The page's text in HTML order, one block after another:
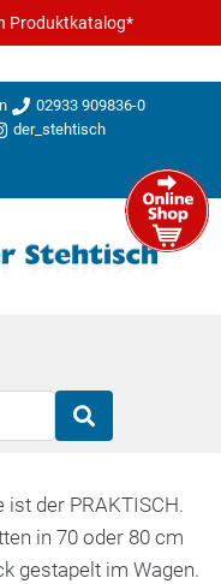
Produktkatalog*
02933 909836-0
der_stehtisch
der PRAKTISCH.
in 70 oder 80 cm
gestapelt im Wagen.